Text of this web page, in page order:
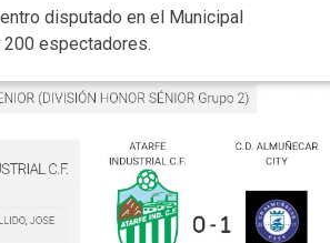
disputado en el Municipal
espectadores.